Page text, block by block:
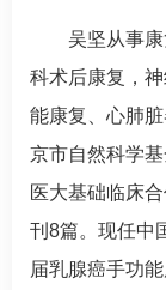
吴坚从事
科术后康复，
能康复、心肺
京市自然科学
医大基础临床
刊8篇。现任中
届乳腺癌手功